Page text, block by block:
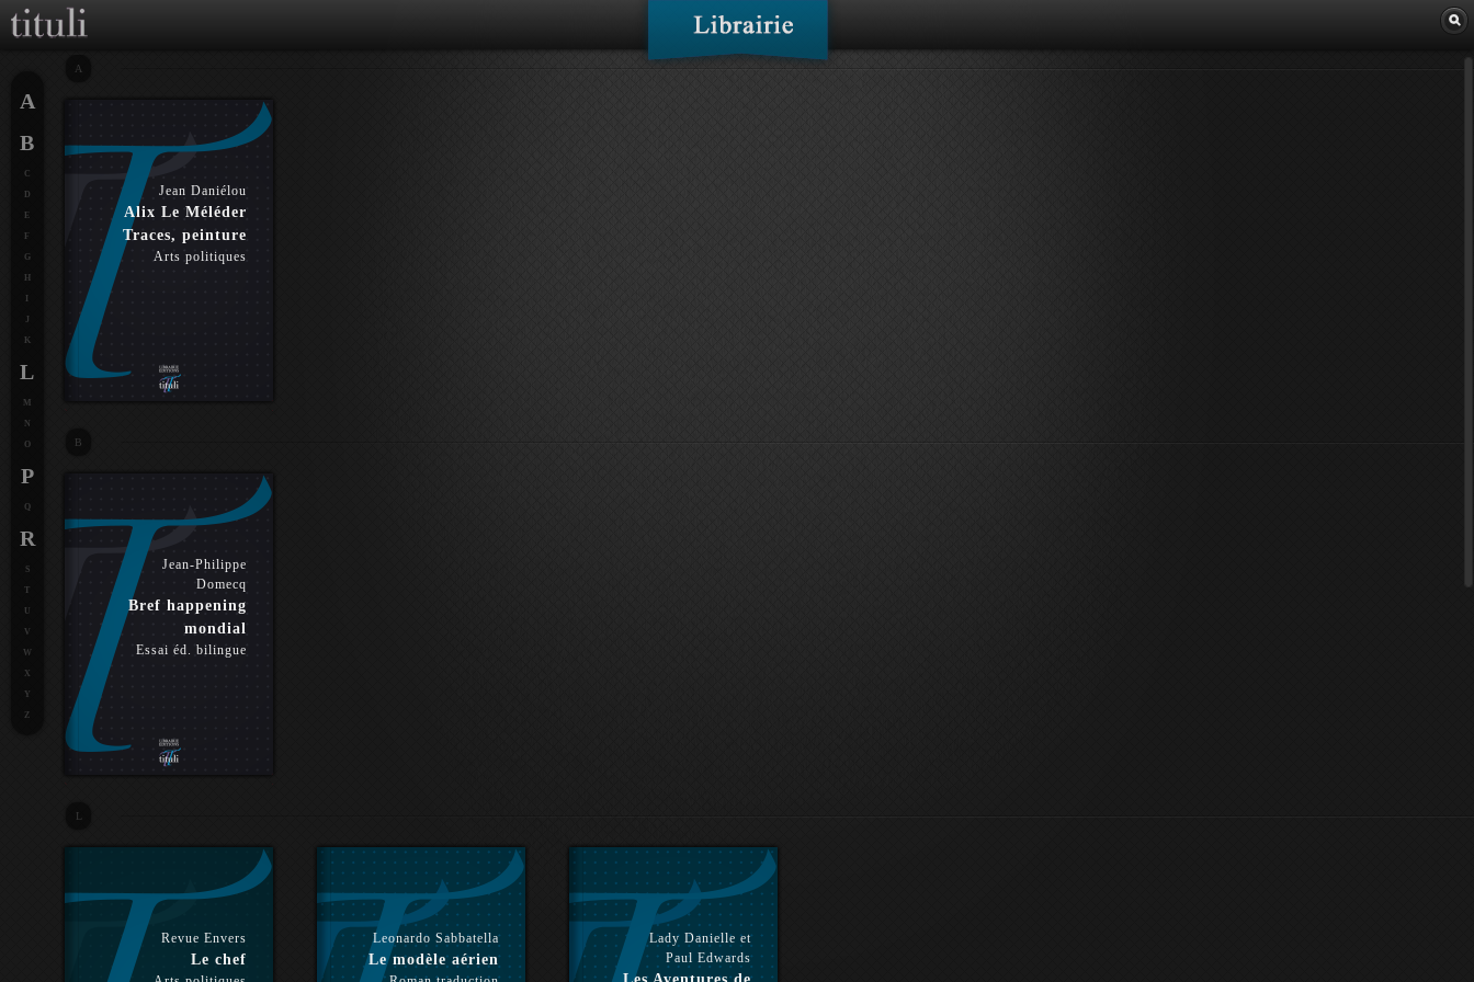
A
Jean Daniélou
Alix Le Méléder
Traces, peinture
Arts politiques
B
Jean-Philippe
Domecq
Bref happening
mondial
Essai éd. bilingue
L
Revue Envers
Le chef
Leonardo Sabbatella
Le modèle aérien
Lady Danielle et
Paul Edwards
A
B
C
D
E
F
G
J
K
L
M
N
O
P
Q
R
S
T
U
V
W
X
Y
Z